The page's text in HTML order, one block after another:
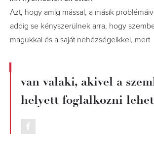
Azt, hogy amíg mással, a másik
addig se kényszerülnek arra, hogy
magukkal és a saját nehézségeikkel, mert
van valaki, akivel a
helyett foglalkozni